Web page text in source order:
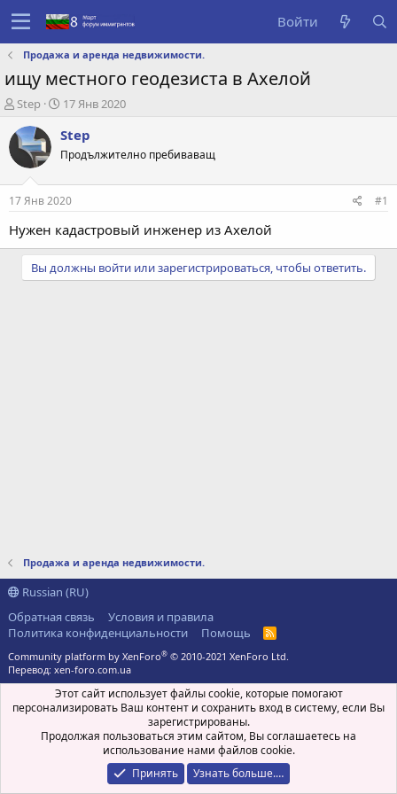
Войти
Продажа и аренда недвижимости.
ищу местного геодезиста в Ахелой
А
т
о
р
т
е
ы
Step
Д
т
а
о
з
а
н
и
я
17 Янв 2020
Step
Продължително пребиваващ
17 Янв 2020 #1
Нужен кадастровый инженер из Ахелой
Вы должны войти или зарегистрироваться, чтобы ответить.
Продажа и аренда недвижимости.
Russian (RU)
Обратная связь
Условия и правила
Политика конфиденциальности
Помощь
R
S
Community platform by XenForo® © 2010-2021 XenForo Ltd.
Перевод: xen-foro.com.ua
Этот сайт использует файлы cookie, которые помогают
персонализировать Ваш контент и сохранить вход в систему, если Вы
зарегистрированы.
Продолжая пользоваться этим сайтом, Вы соглашаетесь на
использование нами файлов cookie.
Принять
Узнать больше.…